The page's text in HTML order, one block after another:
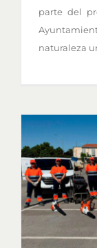
parte del
naturaleza